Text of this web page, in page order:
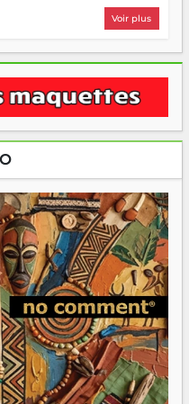
Voir plus